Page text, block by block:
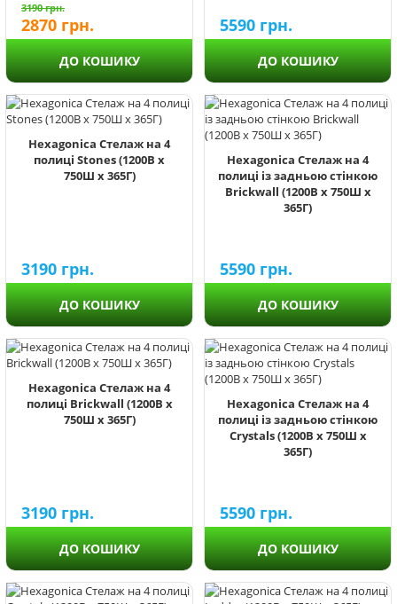
3190грн.
2870 грн.
ДО КОШИКУ
5590 грн.
ДО КОШИКУ
Hexagonica Стелаж на 4
полиці Stones (1200В х
750Ш х 365Г)
3190 грн.
ДО КОШИКУ
Hexagonica Стелаж на 4
полиці із задньою стінкою
Brickwall (1200В х 750Ш х
365Г)
5590 грн.
ДО КОШИКУ
Hexagonica Стелаж на 4
полиці Brickwall (1200В х
750Ш х 365Г)
3190 грн.
ДО КОШИКУ
Hexagonica Стелаж на 4
полиці із задньою стінкою
Crystals (1200В х 750Ш х
365Г)
5590 грн.
ДО КОШИКУ